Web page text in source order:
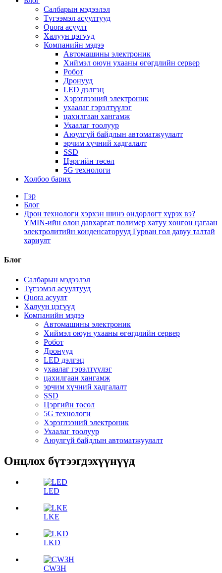
Салбарын мэдээлэл
Түгээмэл асуултууд
Quora асуулт
Халуун цэгүүд
Компанийн мэдээ
Автомашины электроник
Хиймэл оюун ухааны өгөгдлийн сервер
Робот
Дронууд
LED дэлгэц
Хэрэглээний электроник
ухаалаг гэрэлтүүлэг
цахилгаан хангамж
Ухаалаг тоолуур
Аюулгүй байдлын автоматжуулалт
эрчим хүчний хадгалалт
SSD
Цэргийн төсөл
5G технологи
Холбоо барих
Гэр
Блог
Дрон технологи хэрхэн шинэ өндөрлөгт хүрэх вэ?
YMIN-ийн олон давхаргат полимер хатуу хөнгөн цагаан
электролитийн конденсаторууд Гурван гол давуу талтай
хариулт
Блог
Салбарын мэдээлэл
Түгээмэл асуултууд
Quora асуулт
Халуун цэгүүд
Компанийн мэдээ
Автомашины электроник
Хиймэл оюун ухааны өгөгдлийн сервер
Робот
Дронууд
LED дэлгэц
ухаалаг гэрэлтүүлэг
цахилгаан хангамж
эрчим хүчний хадгалалт
SSD
Цэргийн төсөл
5G технологи
Хэрэглээний электроник
Ухаалаг тоолуур
Аюулгүй байдлын автоматжуулалт
Онцлох бүтээгдэхүүнүүд
LED
LKE
LKD
CW3H